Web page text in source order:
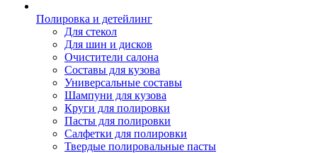
Полировка и детейлинг
Для стекол
Для шин и дисков
Очистители салона
Составы для кузова
Универсальные составы
Шампуни для кузова
Круги для полировки
Пасты для полировки
Салфетки для полировки
Твердые полировальные пасты